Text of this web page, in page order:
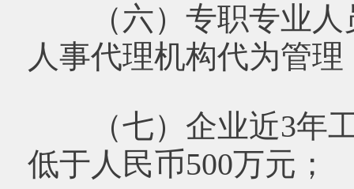
（六）专职专业人
人事代理机构代为管理
（七）企业近3年工
低于人民币500万元；